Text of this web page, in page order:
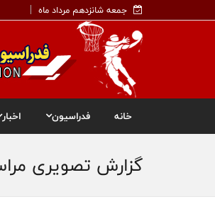
جمعه شانزدهم مرداد ماه
خانه فدراسیون اخبار
گزارش تصویری